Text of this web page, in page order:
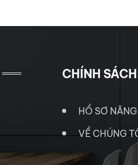
CHÍNH SÁCH
HỒ SƠ
VỀ CHÚNG